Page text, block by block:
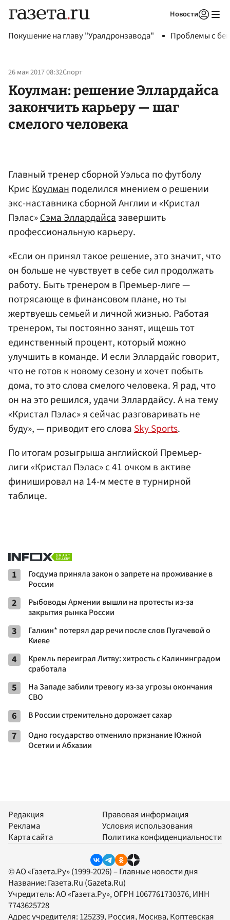
Новости
Покушение на главу "Уралдронзавода" Проблемы с
26 мая 2017 08:32Спорт
Коулман: решение Эллардайса
закончить карьеру — шаг
смелого человека
Главный тренер сборной Уэльса по футболу
КрисКоулманподелился мнением о решении
экс-наставника сборной Англии и «Кристал
Пэлас»Сэма Эллардайсазавершить
профессиональную карьеру.
«Если он принял такое решение, это значит, что
он больше не чувствует в себе сил продолжать
работу. Быть тренером в Премьер-лиге —
потрясающе в финансовом плане, но ты
жертвуешь семьей и личной жизнью. Работая
тренером, ты постоянно занят, ищешь тот
единственный процент, который можно
улучшить в команде. И если Эллардайс говорит,
что не готов к новому сезону и хочет побыть
дома, то это слова смелого человека. Я рад, что
он на это решился, удачи Эллардайсу. А на тему
«Кристал Пэлас» я сейчас разговаривать не
буду», — приводит его словаSky Sports.
По итогам розыгрыша английской Премьер-
лиги «Кристал Пэлас» с 41 очком в активе
финишировал на 14-м месте в турнирной
таблице.
1
Госдума приняла закон о запрете на проживание в
России
2
Рыбоводы Армении вышли на протесты из-за
закрытия рынка России
3
Галкин* потерял дар речи после слов Пугачевой о
Киеве
4
Кремль переиграл Литву: хитрость с Калининградом
сработала
5
На Западе забили тревогу из-за угрозы окончания
СВО
6 В России стремительно дорожает сахар
7
Одно государство отменило признание Южной
Осетии и Абхазии
Редакция
Реклама
Карта сайта
Правовая информация
Условия использования
Политика конфиденциальности
© АО «Газета.Ру» (1999-2026) – Главные новости дня
Название: Газета.Ru (Gazeta.Ru)
Учредитель:АО «Газета.Ру», ОГРН 1067761730376, ИНН
7743625728
Адрес учредителя: 125239, Россия, Москва, Коптевская